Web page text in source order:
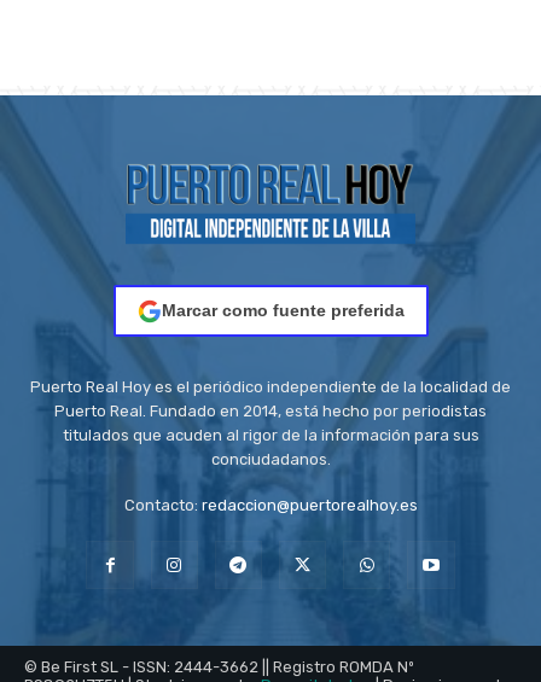
Marcar como fuente preferida
Puerto Real Hoy es el periódico independiente de la localidad de
Puerto Real. Fundado en 2014, está hecho por periodistas
titulados que acuden al rigor de la información para sus
conciudadanos.
Contacto: redaccion@puertorealhoy.es
© Be First SL - ISSN: 2444-3662 || Registro ROMDA Nº